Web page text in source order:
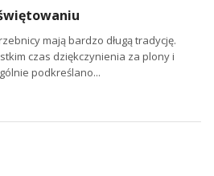
mają bardzo długą tradycję.
czas dziękczynienia za plony i
podkreślano...